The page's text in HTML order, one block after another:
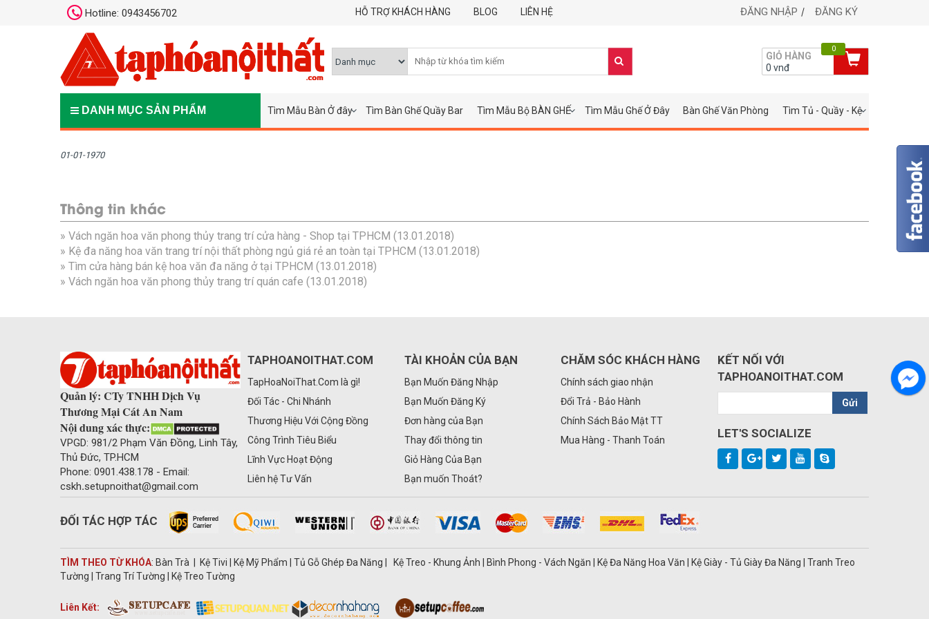
Hotline: 0943456702 HỖ TRỢ KHÁCH HÀNG BLOG LIÊN HỆ ĐĂNG NHẬP ĐĂNG KÝ
GIỎ HÀNG
0 vnđ
0
DANH MỤC SẢN PHẨM Tìm Mẫu Bàn Ở đây Tìm Bàn Ghế Quầy Bar Tìm Mẫu Bộ BÀN GHẾ Tìm Mẫu Ghế Ở Đây Bàn Ghế Văn Phòng Tìm Tủ - Quầy - Kệ
01-01-1970
Thông tin khác
» Vách ngăn hoa văn phong thủy trang trí cửa hàng - Shop tại TPHCM (13.01.2018)
» Kệ đa năng hoa văn trang trí nội thất phòng ngủ giá rẻ an toàn tại TPHCM (13.01.2018)
» Tìm cửa hàng bán kệ hoa văn đa năng ở tại TPHCM (13.01.2018)
» Vách ngăn hoa văn phong thủy trang trí quán cafe (13.01.2018)
Quản lý: CTy TNHH Dịch Vụ
Thương Mại Cát An Nam
Nội dung xác thực:
VPGD: 981/2 Phạm Văn Đồng, Linh Tây,
Thủ Đức, TP.HCM
Phone: 0901.438.178 - Email:
cskh.setupnoithat@gmail.com
TAPHOANOITHAT.COM
TapHoaNoiThat.Com là gì!
Đối Tác - Chi Nhánh
Thương Hiệu Với Cộng Đồng
Công Trình Tiêu Biểu
Lĩnh Vực Hoạt Động
Liên hệ Tư Vấn
TÀI KHOẢN CỦA BẠN
Bạn Muốn Đăng Nhập
Bạn Muốn Đăng Ký
Đơn hàng của Bạn
Thay đổi thông tin
Giỏ Hàng Của Bạn
Bạn muốn Thoát?
CHĂM SÓC KHÁCH HÀNG
Chính sách giao nhận
Đổi Trả - Bảo Hành
Chính Sách Bảo Mật TT
Mua Hàng - Thanh Toán
KẾT NỐI VỚI
TAPHOANOITHAT.COM
Gửi
LET'S SOCIALIZE
ĐỐI TÁC HỢP TÁC
TÌM THEO TỪ KHÓA: Bàn Trà | Kệ Tivi | Kệ Mỹ Phẩm | Tủ Gỗ Ghép Đa Năng | Kệ Treo - Khung Ảnh | Bình Phong - Vách Ngăn | Kệ Đa Năng Hoa Văn | Kệ Giày - Tủ Giày Đa Năng | Tranh Treo
Tường | Trang Trí Tường | Kệ Treo Tường
Liên Kết: